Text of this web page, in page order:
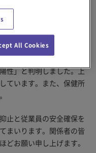
にPCR検査を受検し、同
明しました。
日（木）にＰＣＲ検査を
性」と判明しました。上
ています。また、保健所
止と従業員の安全確保を
まいります。関係者の皆
どお願い申し上げます。
All Cookies